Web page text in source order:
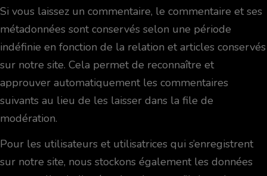
Si vous laissez un commentaire, le commentaire et ses
métadonnées sont conservés selon une période
indéfinie en fonction de la relation et articles conservés
sur notre site. Cela permet de reconnaître et
approuver automatiquement les commentaires
suivants au lieu de les laisser dans la file de
modération.
Pour les utilisateurs et utilisatrices qui s’enregistrent
sur notre site, nous stockons également les données